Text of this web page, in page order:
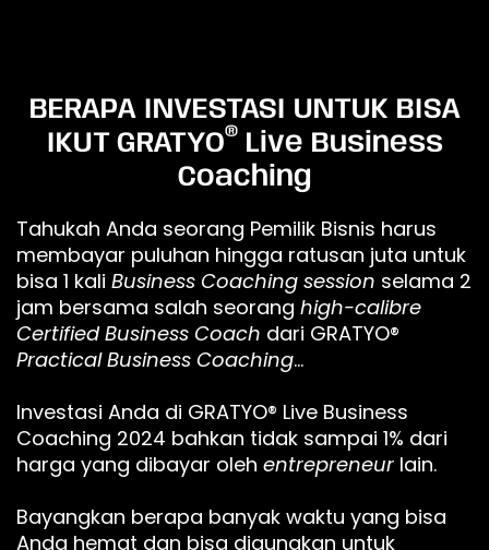
BERAPA INVESTASI UNTUK BISA
IKUT GRATYO®Live Business
Coaching
Tahukah Anda seorang Pemilik Bisnis harus
membayar puluhan hingga ratusan juta untuk
bisa 1 kali Business Coaching session selama 2
jam bersama salah seorang high-calibre
Certified Business Coach dari GRATYO®
Practical Business Coaching…
Investasi Anda di GRATYO® Live Business
Coaching 2024 bahkan tidak sampai 1% dari
harga yang dibayar oleh entrepreneur lain.
Bayangkan berapa banyak waktu yang bisa
Anda hemat dan bisa digunakan untuk